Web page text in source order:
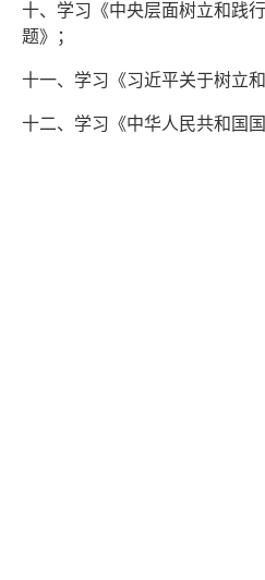
十、学习《中央层面树立和践
题》；
十一、学习《习近平关于树立
十二、学习《中华人民共和国